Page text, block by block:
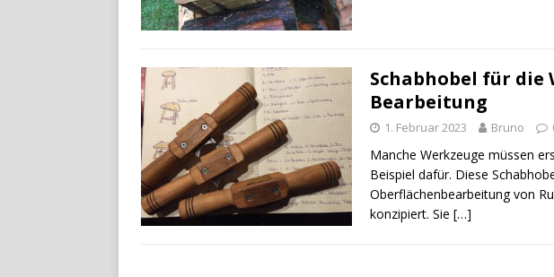
Schabhobel für die
Bearbeitung
1. Februar 2023 Bruno
Manche Werkzeuge müssen
Beispiel dafür. Diese
Oberflächenbearbeitung von
konzipiert. Sie […]